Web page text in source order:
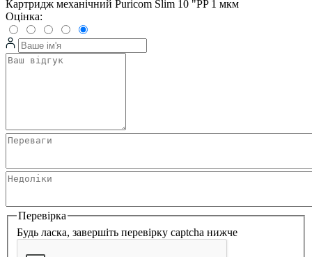
Картридж механічний Puricom Slim 10 "PP 1 мкм
Оцінка:
Перевірка
Будь ласка, завершіть перевірку captcha нижче